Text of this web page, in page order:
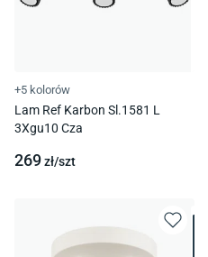
+5 kolorów
Lam Ref Karbon Sl.1581 L
3Xgu10 Cza
269zł/szt